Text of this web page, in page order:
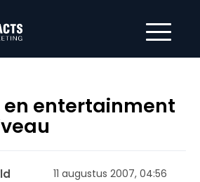
entertainment
11 augustus 2007, 04:56